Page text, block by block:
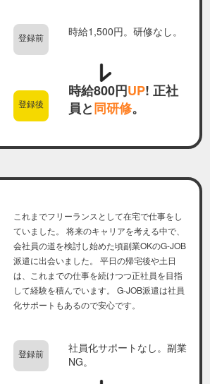
登録前
登録後
時給1,500円。研修なし。
時給800円UP! 正社
員と同研修。
これまでフリーランスとして在宅で仕事をし
ていました。 将来のキャリアを考える中で、
会社員の道を検討し始めた頃副業OKのG-JOB
派遣に出会いました。 平日の帰宅後や土日
は、これまでの仕事を続けつつ正社員を目指
して経験を積んでいます。 G-JOB派遣は社員
化サポートもあるので安心です。
登録前
社員化サポートなし。副業
NG。